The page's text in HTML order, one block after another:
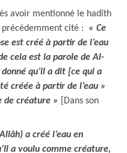
avoir mentionné le hadîth
cité : « Ce
est créé à partir de l’eau
cela est la parole de Al-
qu’il a dit [ce qui a
créée à partir de l’eau »
de créature »
[Dans son
a créé l’eau en
a voulu comme créature,